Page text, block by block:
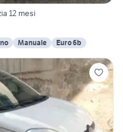
12 mesi
Manuale Euro 6b